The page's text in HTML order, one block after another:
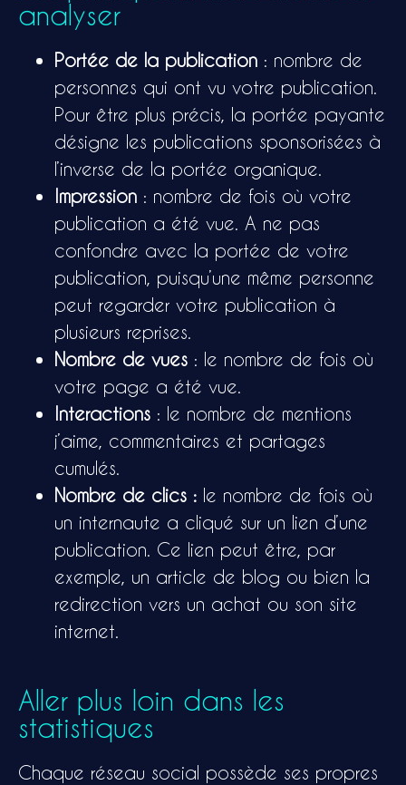
analyser
Portée de la publication : nombre de
personnes qui ont vu votre publication.
Pour être plus précis, la portée payante
désigne les publications sponsorisées à
l’inverse de la portée organique.
Impression : nombre de fois où votre
publication a été vue. A ne pas
confondre avec la portée de votre
publication, puisqu’une même personne
peut regarder votre publication à
plusieurs reprises.
Nombre de vues : le nombre de fois où
votre page a été vue.
Interactions : le nombre de mentions
j’aime, commentaires et partages
cumulés.
Nombre de clics : le nombre de fois où
un internaute a cliqué sur un lien d’une
publication. Ce lien peut être, par
exemple, un article de blog ou bien la
redirection vers un achat ou son site
internet.
Aller plus loin dans les
statistiques
Chaque réseau social possède ses propres